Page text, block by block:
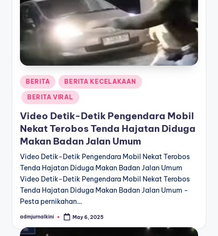
Posted
in
BERITA BERITA KECELAKAAN
BERITA VIRAL
Video Detik-Detik Pengendara Mobil
Nekat Terobos Tenda Hajatan Diduga
Makan Badan Jalan Umum
Video Detik-Detik Pengendara Mobil Nekat Terobos
Tenda Hajatan Diduga Makan Badan Jalan Umum
Video Detik-Detik Pengendara Mobil Nekat Terobos
Tenda Hajatan Diduga Makan Badan Jalan Umum -
Pesta pernikahan…
Posted
admjurnalkini May 6, 2025